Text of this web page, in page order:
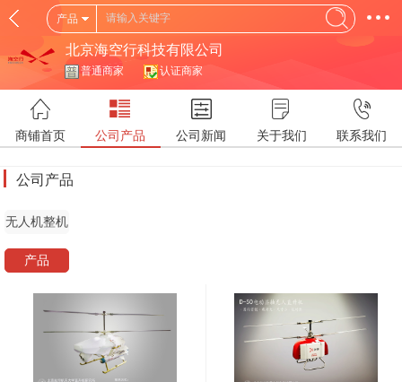
产品
北京海空行科技有限公司
普通商家 认证商家
商铺首页 公司产品 公司新闻 关于我们 联系我们
公司产品
无人机整机
产品